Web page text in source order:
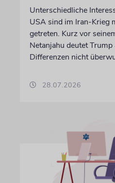
Unterschiedliche
USA sind im Iran-Krieg
getreten. Kurz vor
Netanjahu deutet Trump
Differenzen nicht
28.07.2026